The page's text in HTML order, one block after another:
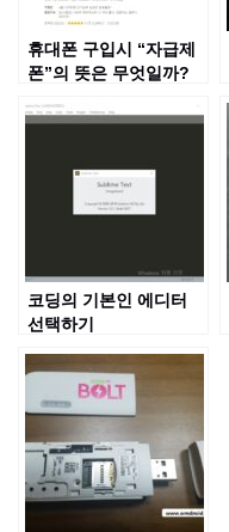
휴대폰 구입시 “자급제
폰”의 뜻은 무엇일까?
코딩의 기본인 에디터
선택하기